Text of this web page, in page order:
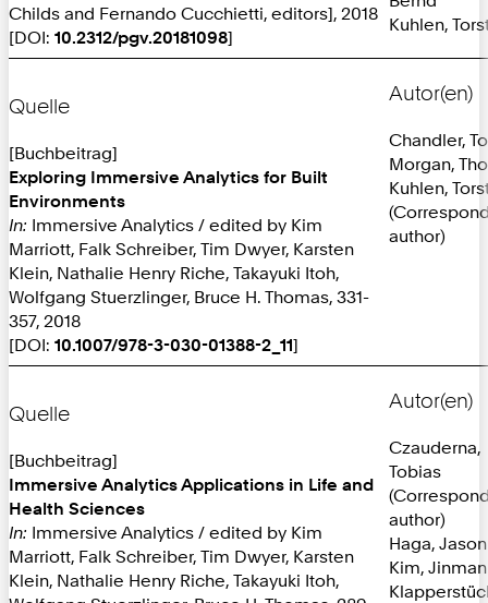
Childs and Fernando Cucchietti, editors], 2018
[DOI: 10.2312/pgv.20181098]
Kuhlen,
Quelle
[Buchbeitrag]
Exploring Immersive Analytics for Built
Environments
In: Immersive Analytics / edited by Kim
Marriott, Falk Schreiber, Tim Dwyer, Karsten
Klein, Nathalie Henry Riche, Takayuki Itoh,
Wolfgang Stuerzlinger, Bruce H. Thomas, 331-
357, 2018
[DOI: 10.1007/978-3-030-01388-2_11]
Autor(en)
Chandler,
Morgan,
Kuhlen,
author)
Quelle
[Buchbeitrag]
Immersive Analytics Applications in Life and
Health Sciences
In: Immersive Analytics / edited by Kim
Marriott, Falk Schreiber, Tim Dwyer, Karsten
Klein, Nathalie Henry Riche, Takayuki Itoh,
Autor(en)
Czauderna,
Tobias
author)
Haga, Jason
Kim, Jinman